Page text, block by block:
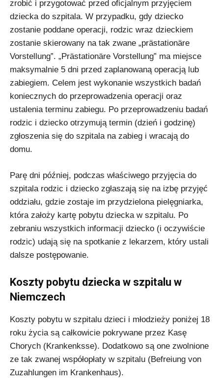
zrobić i przygotować przed oficjalnym przyjęciem
dziecka do szpitala. W przypadku, gdy dziecko
zostanie poddane operacji, rodzic wraz dzieckiem
zostanie skierowany na tak zwane „prästationäre
Vorstellung”. „Prästationäre Vorstellung” ma miejsce
maksymalnie 5 dni przed zaplanowaną operacją lub
zabiegiem. Celem jest wykonanie wszystkich badań
koniecznych do przeprowadzenia operacji oraz
ustalenia terminu zabiegu. Po przeprowadzeniu badań
rodzic i dziecko otrzymują termin (dzień i godzinę)
zgłoszenia się do szpitala na zabieg i wracają do
domu.
Parę dni później, podczas właściwego przyjęcia do
szpitala rodzic i dziecko zgłaszają się na izbę przyjęć
oddziału, gdzie zostaje im przydzielona pielęgniarka,
która założy kartę pobytu dziecka w szpitalu. Po
zebraniu wszystkich informacji dziecko (i oczywiście
rodzic) udają się na spotkanie z lekarzem, który ustali
dalsze postępowanie.
Koszty pobytu dziecka w szpitalu w
Niemczech
Koszty pobytu w szpitalu dzieci i młodzieży poniżej 18
roku życia są całkowicie pokrywane przez Kasę
Chorych (Krankenksse). Dodatkowo są one zwolnione
ze tak zwanej współopłaty w szpitalu (Befreiung von
Zuzahlungen im Krankenhaus).